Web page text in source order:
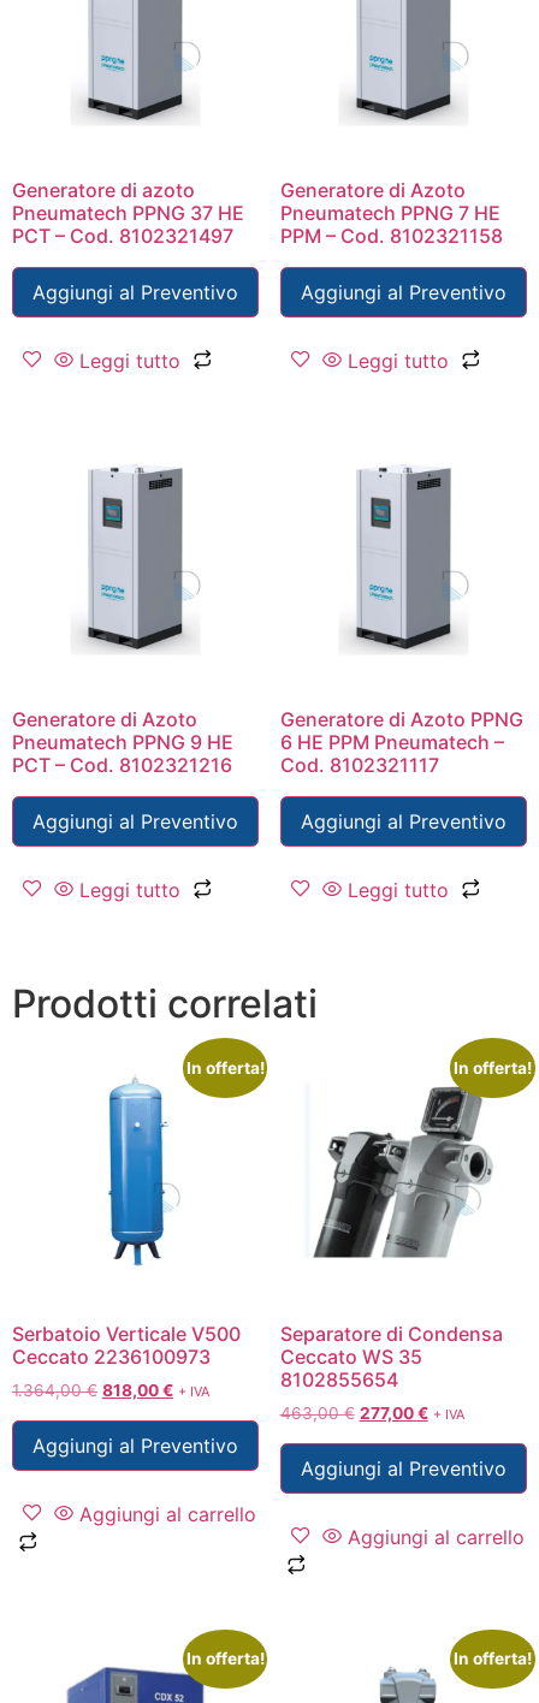
Generatore di azoto
Pneumatech PPNG 37 HE
PCT – Cod. 8102321497
Aggiungi al Preventivo
Leggi tutto
Generatore di Azoto
Pneumatech PPNG 7 HE
PPM – Cod. 8102321158
Aggiungi al Preventivo
Leggi tutto
Generatore di Azoto
Pneumatech PPNG 9 HE
PCT – Cod. 8102321216
Aggiungi al Preventivo
Leggi tutto
Generatore di Azoto PPNG
6 HE PPM Pneumatech –
Cod. 8102321117
Aggiungi al Preventivo
Leggi tutto
Prodotti correlati
In offerta!
Serbatoio Verticale V500
Ceccato 2236100973
1.364,00€ 818,00€ + IVA
Aggiungi al Preventivo
Aggiungi al carrello
In offerta!
Separatore di Condensa
Ceccato WS 35
8102855654
463,00€ 277,00€ + IVA
Aggiungi al Preventivo
Aggiungi al carrello
In offerta! In offerta!